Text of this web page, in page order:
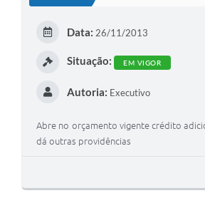
Data: 26/11/2013
Situação: EM VIGOR
Autoria: Executivo
Abre no orçamento vigente crédito
dá outras providências